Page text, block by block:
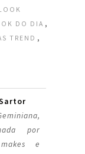
DO DIA ,
TREND ,
por
e